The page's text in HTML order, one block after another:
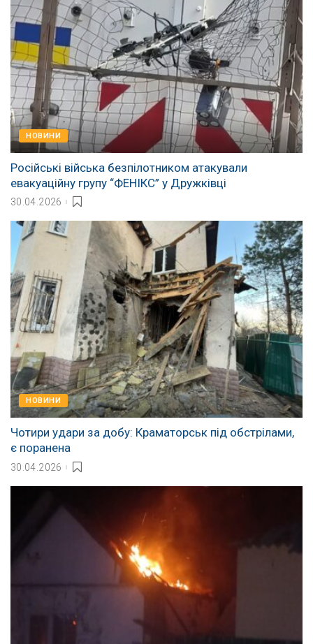
НОВИНИ
Російські війська безпілотником атакували
евакуаційну групу “ФЕНІКС” у Дружківці
30.04.2026
НОВИНИ
Чотири удари за добу: Краматорськ під обстрілами,
є поранена
30.04.2026